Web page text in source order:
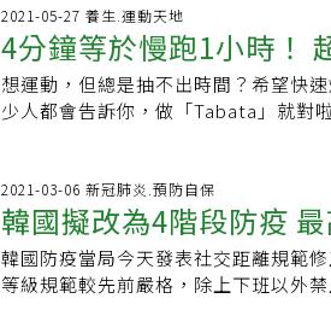
展、資訊的快速流通，以及社會型態
有上千種，數量比起鴉片、大麻、古
成毒品加總起來，多出超過三倍。李
性極毒性未經深入研究，也未被管制
麻醉品單一公約（Single Convention
公約（Convention on Psychotropic
危機的物質。」品項多、發展快 法規
方面，台灣也比韓國嚴重。舉例而言
見。在研究論文「新興毒品趨勢調查
肇隆醫師進行訓練…」「陳醫師，謝謝
多菲律賓肝病患者獲得重生，當陳肇
時候，許多曾在高雄長庚接受換肝手
律賓肝病病友自己製作短片，紀錄20
律賓病患生活現狀，菲律賓總統杜特
陸、中南美洲國家、杜拜等國，陳肇
全球，以韓國為例，韓國在1987年準
到韓國首爾大學分享經驗，並推廣腦
該國金洙泰教授完成首例肝移植病例
願採購，先前簽約的默沙東抗病毒新
示，沒有禁止中國製造藥物進口，但
得獎感言與金句，或許，你可以從他
己。2020東京奧運舉重金牌：郭婞淳
2016年里約奧運奪得銅牌的郭婞淳，
103公斤、挺舉133公斤的好成績打破
公斤級金牌殊榮！囊括了奧運、亞運
鬆舉起的重量，傷後用盡全力卻始終
懷疑自己是不是無法回到以前的狀態
「相信所有的挫折，都是最好的安排
郭婞淳用正面的心態面對上天的考驗
2021-05-27 養生.運動天地
4分鐘等於慢跑1小時！
脂、鍛鍊肌肉統統來！
想運動，但總是抽不出時間？希望快
少人都會告訴你，做「Tabata」就對
的鍛鍊法，為有效提高運動員的肌肉
息10秒，連續4分鐘共8個循環，以最
Tabata持續性燒脂效果，遠遠超於普
練1-2次即可，認真訓練的話，運動4
王Rain都推行這個運動，一次做滿8分
2021-03-06 新冠肺炎.預防自保
韓國擬改為4階段防疫
韓國防疫當局今天發表社交距離規範
等級規範較先前嚴格，除上下班以外